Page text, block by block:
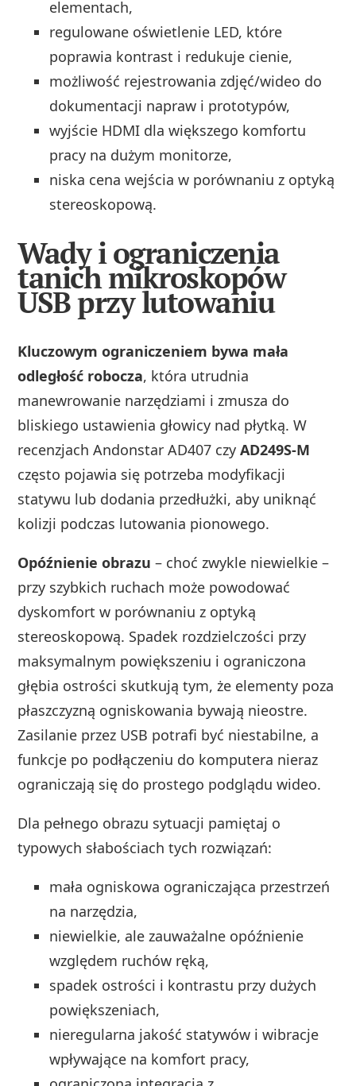
elementach,
regulowane oświetlenie LED, które
poprawia kontrast i redukuje cienie,
możliwość rejestrowania zdjęć/wideo do
dokumentacji napraw i prototypów,
wyjście HDMI dla większego komfortu
pracy na dużym monitorze,
niska cena wejścia w porównaniu z optyką
stereoskopową.
Wady i ograniczenia
tanich mikroskopów
USB przy lutowaniu
Kluczowym ograniczeniem bywa mała
odległość robocza, która utrudnia
manewrowanie narzędziami i zmusza do
bliskiego ustawienia głowicy nad płytką. W
recenzjach Andonstar AD407 czyAD249S‑M
często pojawia się potrzeba modyfikacji
statywu lub dodania przedłużki, aby uniknąć
kolizji podczas lutowania pionowego.
Opóźnienie obrazu – choć zwykle niewielkie –
przy szybkich ruchach może powodować
dyskomfort w porównaniu z optyką
stereoskopową. Spadek rozdzielczości przy
maksymalnym powiększeniu i ograniczona
głębia ostrości skutkują tym, że elementy poza
płaszczyzną ogniskowania bywają nieostre.
Zasilanie przez USB potrafi być niestabilne, a
funkcje po podłączeniu do komputera nieraz
ograniczają się do prostego podglądu wideo.
Dla pełnego obrazu sytuacji pamiętaj o
typowych słabościach tych rozwiązań:
mała ogniskowa ograniczająca przestrzeń
na narzędzia,
niewielkie, ale zauważalne opóźnienie
względem ruchów ręką,
spadek ostrości i kontrastu przy dużych
powiększeniach,
nieregularna jakość statywów i wibracje
wpływające na komfort pracy,